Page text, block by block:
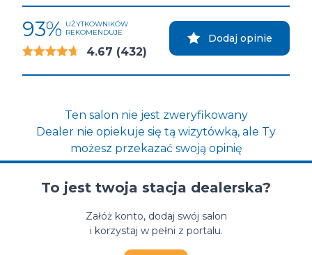
93% UŻYTKOWNIKÓW
REKOMENDUJE
4.67 (432)
Dodaj opinie
Ten salon nie jest zweryfikowany
Dealer nie opiekuje się tą wizytówką, ale Ty
możesz przekazać swoją opinię
To jest twoja stacja dealerska?
Załóż konto, dodaj swój salon
i korzystaj w pełni z portalu.